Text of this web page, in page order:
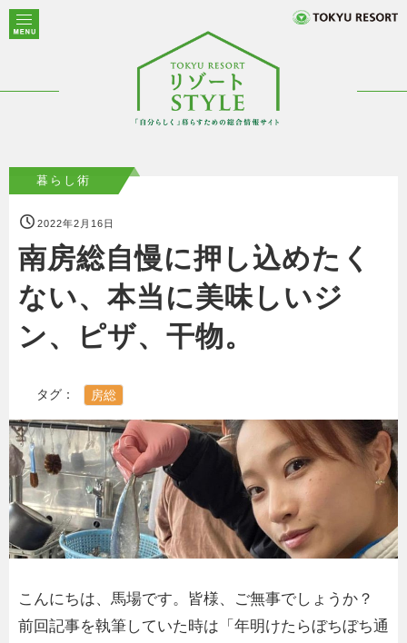
2022年2月16日
南房総自慢に押し込めたく
ない、本当に美味しいジ
ン、ピザ、干物。
タグ： 房総
暮らし術
こんにちは、馬場です。皆様、ご無事でしょうか？
前回記事を執筆していた時は「年明けたらぼちぼち通